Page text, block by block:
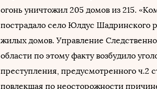
огонь уничтожил 205 домов из 215.
пострадало село Юлдус Шадринского
жилых домов. Управление
области по этому факту возбудило
преступления, предусмотренного ч.2
повлекшая по неосторожности